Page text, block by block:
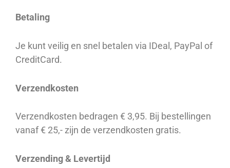
Betaling
Je kunt veilig en snel betalen via IDeal, PayPal of
CreditCard.
Verzendkosten
Verzendkosten bedragen € 3,95. Bij bestellingen
vanaf € 25,- zijn de verzendkosten gratis.
Verzending & Levertijd